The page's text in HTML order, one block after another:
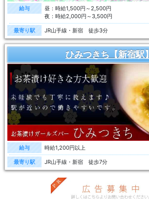
給与
昼：時給1,500円～2,500円
夜：時給2,000円～3,500円
最寄り駅 JR山手線・新宿 徒歩3分
ひみつきち【新宿駅】
給与 時給1,200円以上
最寄り駅 JR山手線・新宿 徒歩7分